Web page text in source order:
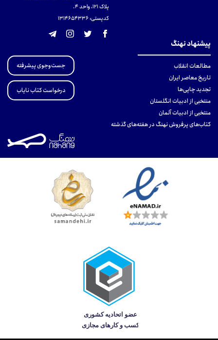
پلاک 121، واحد ۴.
کدپستی: 131465433۶
پیشنهاد نهنگ
مطالعات انقلاب
تاریخ معاصر ایران
تجدید چاپی‌ها
منتخبی از ادبیات انگلستان
منتخبی از ادبیات آلمان
کتاب‌های پرفروش نهنگ در هفته‌های گذشته
جست‌وجوی پیشرفته
درخواست کتاب نایاب